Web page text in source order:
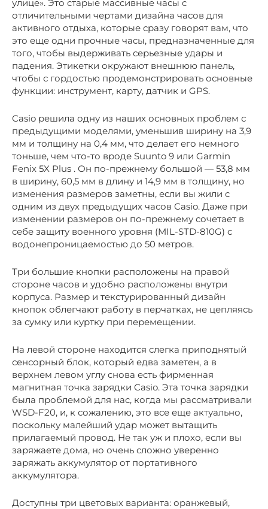
улице». Это старые массивные часы с
отличительными чертами дизайна часов для
активного отдыха, которые сразу говорят вам, что
это еще одни прочные часы, предназначенные для
того, чтобы выдерживать серьезные удары и
падения. Этикетки окружают внешнюю панель,
чтобы с гордостью продемонстрировать основные
функции: инструмент, карту, датчик и GPS.
Casio решила одну из наших основных проблем с
предыдущими моделями, уменьшив ширину на 3,9
мм и толщину на 0,4 мм, что делает его немного
тоньше, чем что-то вроде Suunto 9 или Garmin
Fenix ​​5X Plus . Он по-прежнему большой — 53,8 мм
в ширину, 60,5 мм в длину и 14,9 мм в толщину, но
изменения размеров заметны, если вы жили с
одним из двух предыдущих часов Casio. Даже при
изменении размеров он по-прежнему сочетает в
себе защиту военного уровня (MIL-STD-810G) с
водонепроницаемостью до 50 метров.
Три большие кнопки расположены на правой
стороне часов и удобно расположены внутри
корпуса. Размер и текстурированный дизайн
кнопок облегчают работу в перчатках, не цепляясь
за сумку или куртку при перемещении.
На левой стороне находится слегка приподнятый
сенсорный блок, который едва заметен, а в
верхнем левом углу снова есть фирменная
магнитная точка зарядки Casio. Эта точка зарядки
была проблемой для нас, когда мы рассматривали
WSD-F20, и, к сожалению, это все еще актуально,
поскольку малейший удар может вытащить
прилагаемый провод. Не так уж и плохо, если вы
заряжаете дома, но очень сложно уверенно
заряжать аккумулятор от портативного
аккумулятора.
Доступны три цветовых варианта: оранжевый,